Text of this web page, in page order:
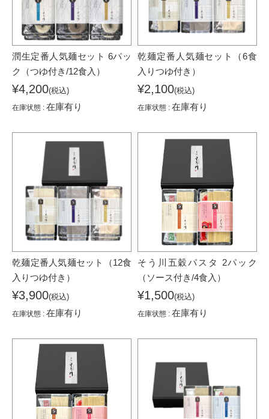
潤生定番人気麺セット 6パッ
ク（つゆ付き/12食入）
¥4,200(税込)
在庫状態 : 在庫有り
乾麺定番人気麺セット（6食
入りつゆ付き）
¥2,100(税込)
在庫状態 : 在庫有り
乾麺定番人気麺セット（12食
入りつゆ付き）
¥3,900(税込)
在庫状態 : 在庫有り
そう川五穀パスタ 2パック
（ソース付き/4食入）
¥1,500(税込)
在庫状態 : 在庫有り